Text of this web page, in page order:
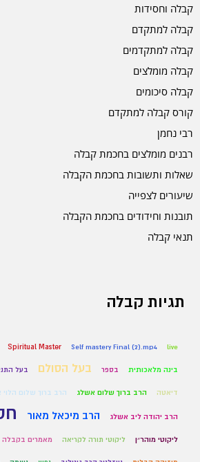
קבלה וחסידות
קבלה למתקדם
קבלה למתקדמים
קבלה מומלצים
קבלה סיכומים
קורס קבלה למתקדם
רבי נחמן
רבנים מומלצים בחכמת קבלה
שאלות ותשובות בחכמת הקבלה
שיעורים לצפייה
תובנות וחידודים בחכמת הקבלה
תנאי קבלה
תגיות קבלה
live
Self mastery Final (2).mp4
Spiritual Master
בינה מלאכותית בספר בעל הסולם בעל
דיאטה הרב ברוך שלום אשלג הרב ברוך שלום הלוי
הרב יהודה ליב אשלג הרב מיכאל מאור
ליקוטי מוהר״ן ליקוטי תורה לקריאה מאמרים בקבלה